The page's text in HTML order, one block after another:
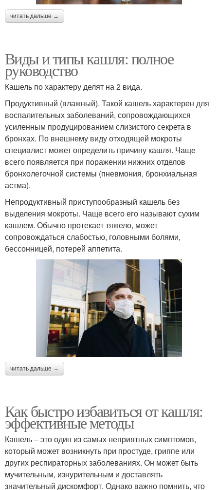
читать дальше →
Виды и типы кашля: полное
руководство
Кашель по характеру делят на 2 вида.
Продуктивный (влажный). Такой кашель характерен для
воспалительных заболеваний, сопровождающихся
усиленным продуцированием слизистого секрета в
бронхах. По внешнему виду отходящей мокроты
специалист может определить причину кашля. Чаще
всего появляется при поражении нижних отделов
бронхолегочной системы (пневмония, бронхиальная
астма).
Непродуктивный приступообразный кашель без
выделения мокроты. Чаще всего его называют сухим
кашлем. Обычно протекает тяжело, может
сопровождаться слабостью, головными болями,
бессонницей, потерей аппетита.
читать дальше →
Как быстро избавиться от кашля:
эффективные методы
Кашель – это один из самых неприятных симптомов,
который может возникнуть при простуде, гриппе или
других респираторных заболеваниях. Он может быть
мучительным, изнурительным и доставлять
значительный дискомфорт. Однако важно помнить, что